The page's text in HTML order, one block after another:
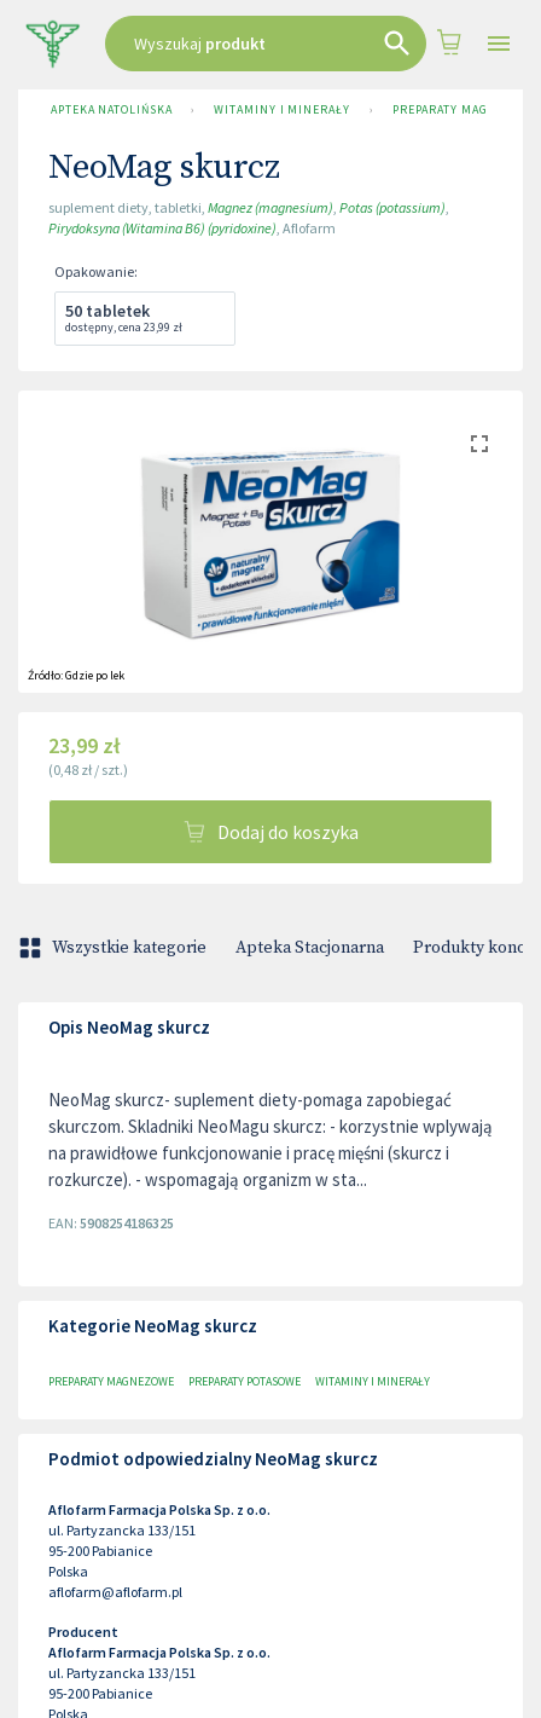
Wyszukaj produkt
APTEKA NATOLIŃSKA › WITAMINY I MINERAŁY › PREPARATY MAGNEZOWE
NeoMag skurcz
suplement diety, tabletki, Magnez (magnesium), Potas (potassium),
Pirydoksyna (Witamina B6) (pyridoxine), Aflofarm
Opakowanie:
50 tabletek
dostępny,cena 23,99 zł
Źródło:Gdzie po lek
23,99 zł
(0,48 zł / szt.)
Dodaj do koszyka
Wszystkie kategorie Apteka Stacjonarna Produkty
Opis NeoMag skurcz
NeoMag skurcz- suplement diety-pomaga zapobiegać
skurczom. Skladniki NeoMagu skurcz: - korzystnie wplywają
na prawidłowe funkcjonowanie i pracę mięśni (skurcz i
rozkurcze). - wspomagają organizm w sta...
EAN: 5908254186325
Kategorie NeoMag skurcz
PREPARATY MAGNEZOWE PREPARATY POTASOWE WITAMINY I MINERAŁY
Podmiot odpowiedzialny NeoMag skurcz
Aflofarm Farmacja Polska Sp. z o.o.
ul. Partyzancka 133/151
95-200Pabianice
Polska
aflofarm@aflofarm.pl
Producent
Aflofarm Farmacja Polska Sp. z o.o.
ul. Partyzancka 133/151
95-200Pabianice
Polska